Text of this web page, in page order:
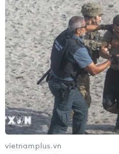
vietnamplus.vn